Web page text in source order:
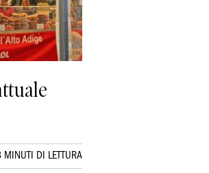
MINUTI DI LETTURA